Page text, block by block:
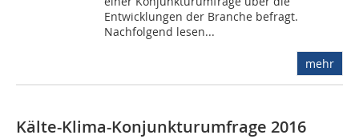
Entwicklungen der Branche befragt.
Nachfolgend lesen...
mehr
Kälte-Klima-Konjunkturumfrage 2016